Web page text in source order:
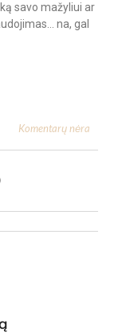
savo mažyliui ar
na, gal
Komentarų nėra